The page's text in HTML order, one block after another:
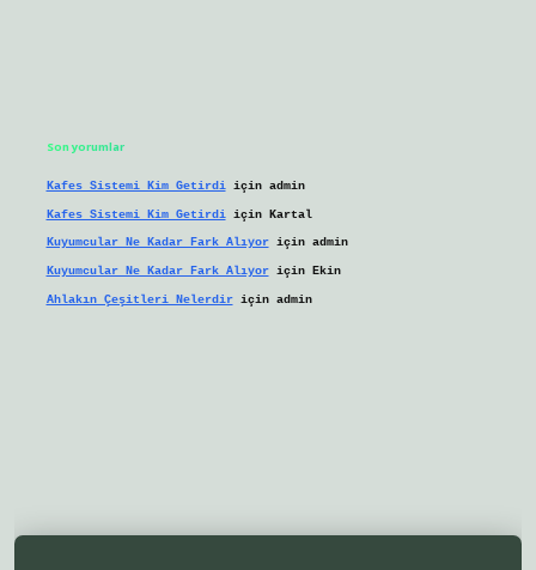
Son yorumlar
Kafes Sistemi Kim Getirdiiçin admin
Kafes Sistemi Kim Getirdiiçin Kartal
Kuyumcular Ne Kadar Fark Alıyoriçin admin
Kuyumcular Ne Kadar Fark Alıyoriçin Ekin
Ahlakın Çeşitleri Nelerdiriçin admin